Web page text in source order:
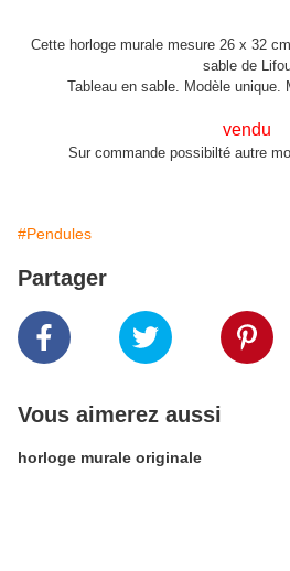
Cette horloge murale mesure 26 x 32
sable de
Tableau en sable. Modèle unique.
vendu
Sur commande possibilté autre
#Pendules
Partager
Vous aimerez aussi
horloge murale originale